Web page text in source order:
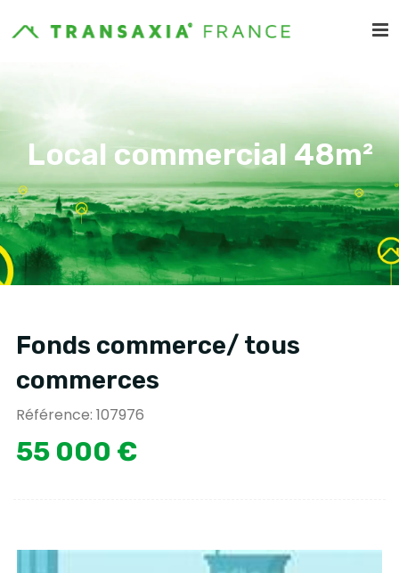
Local commercial 48m²
Fonds commerce/ tous
commerces
Référence: 107976
55 000 €